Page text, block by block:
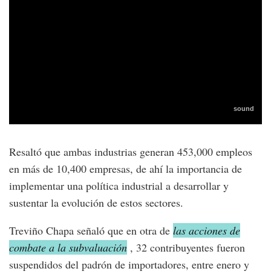
Resaltó que ambas industrias generan 453,000 empleos
en más de 10,400 empresas, de ahí la importancia de
implementar una política industrial a desarrollar y
sustentar la evolución de estos sectores.
Treviño Chapa señaló que en otra de las acciones de
combate a la subvaluación , 32 contribuyentes fueron
suspendidos del padrón de importadores, entre enero y